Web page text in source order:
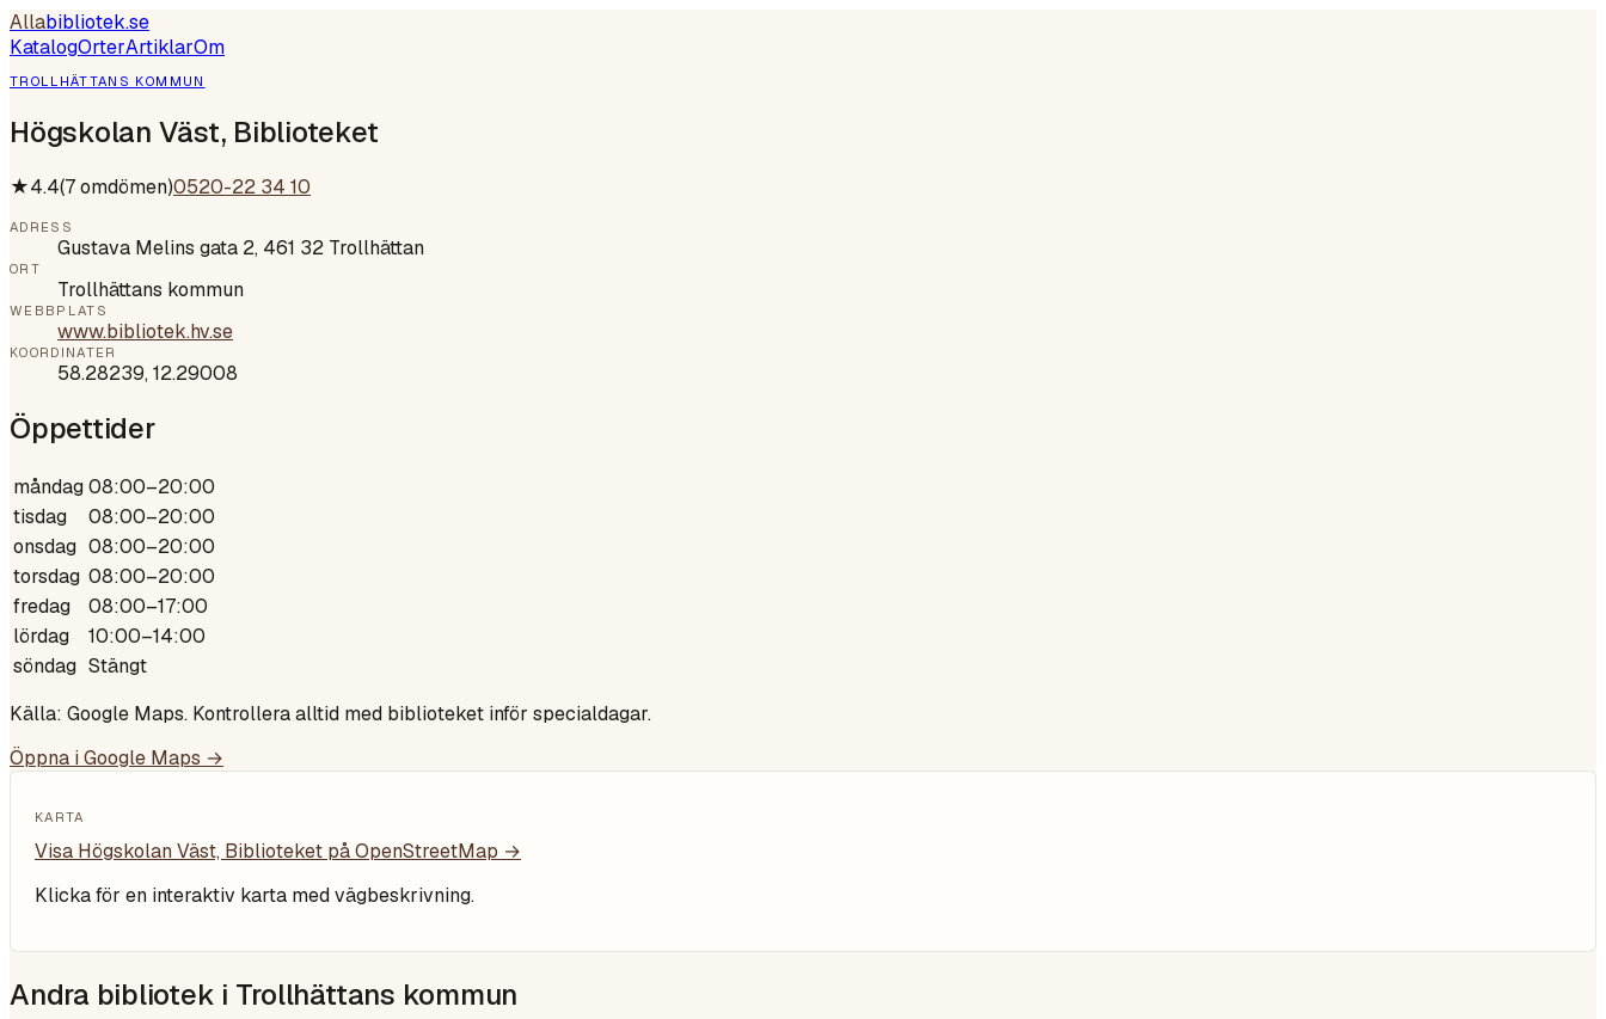
Allabibliotek.se
KatalogOrterArtiklarOm
TROLLHÄTTANS KOMMUN
Högskolan Väst, Biblioteket
★4.4(7omdömen)0520-22 34 10
ADRESS
Gustava Melins gata 2, 461 32 Trollhättan
ORT
Trollhättans kommun
WEBBPLATS
www.bibliotek.hv.se
KOORDINATER
58.28239,12.29008
Öppettider
måndag08:00–20:00
tisdag
08:00–20:00
onsdag 08:00–20:00
torsdag 08:00–20:00
fredag
08:00–17:00
lördag
10:00–14:00
söndag Stängt
Källa: Google Maps. Kontrollera alltid med biblioteket inför specialdagar.
Öppna i Google Maps →
KARTA
Visa Högskolan Väst, Biblioteket på OpenStreetMap →
Klicka för en interaktiv karta med vägbeskrivning.
Andra bibliotek i Trollhättans kommun